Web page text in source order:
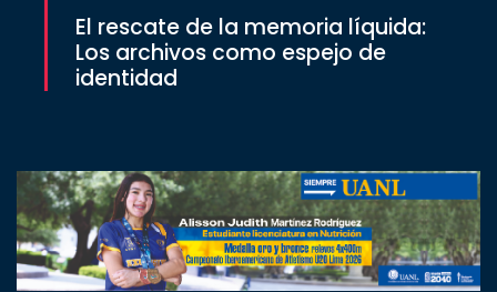
El rescate de la memoria líquida:
Los archivos como espejo de
identidad